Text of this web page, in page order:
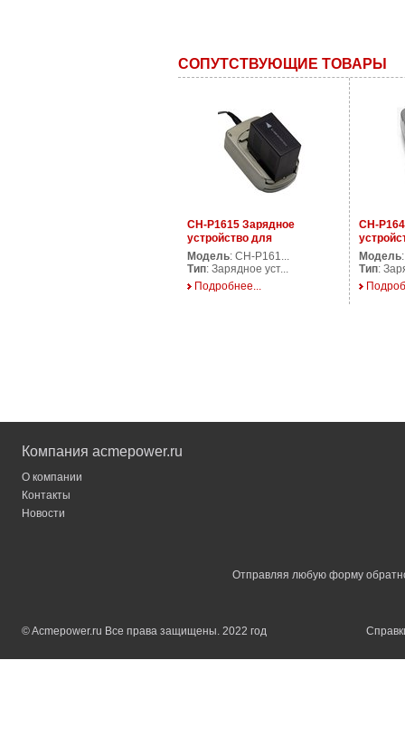
СОПУТСТВУЮЩИЕ ТОВАРЫ
CH-P1615 Зарядное
устройство для
аккумуляторов фото/
видеокамер
Модель: CH-P161...
Тип: Зарядное уст...
Подробнее...
CH-
Модель
Тип:
Компания acmepower.ru
О компании
Контакты
Новости
Отправляя любую форму
© Acmepower.ru Все права защищены. 2022 год